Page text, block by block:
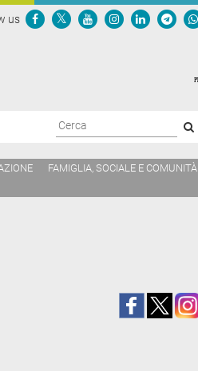
us
FAMIGLIA, SOCIALE E COMUNITÀ